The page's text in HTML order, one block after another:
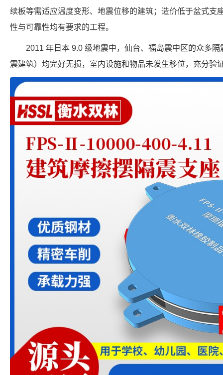
续板等需适应温度变形、地震位移的建筑；造价低于盆式支
性与可靠性均有要求的工程。
2011 年日本 9.0 级地震中，仙台、福岛震中区的众多
震建筑）均完好无损，室内设施和物品未发生移位，充分验